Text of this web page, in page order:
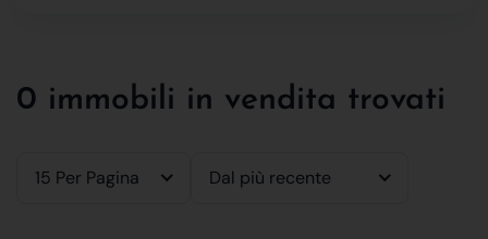
0 immobili in vendita trovati
15 Per Pagina Dal più recente